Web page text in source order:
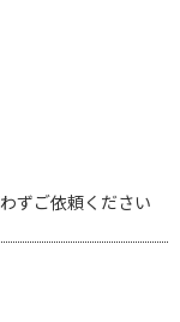
ずご依頼ください